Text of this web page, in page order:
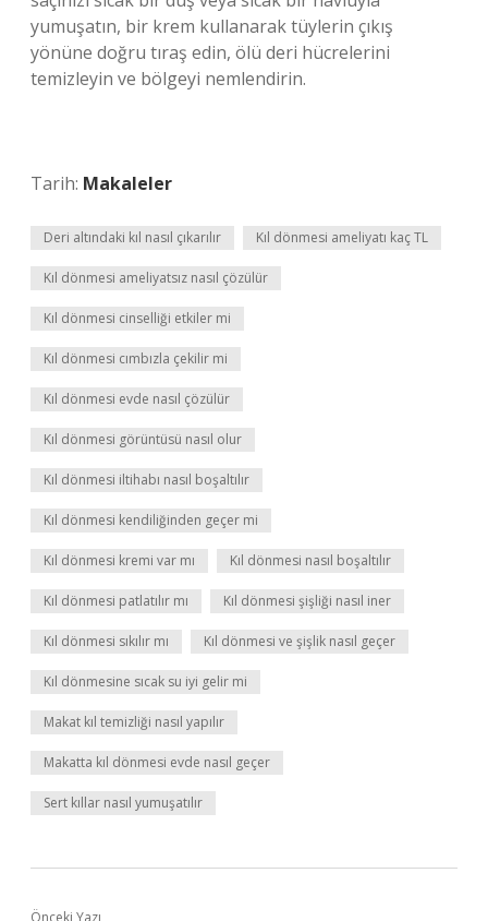
yumuşatın, bir krem ​​kullanarak tüylerin çıkış
yönüne doğru tıraş edin, ölü deri hücrelerini
temizleyin ve bölgeyi nemlendirin.
Tarih: Makaleler
Deri altındaki kıl nasıl çıkarılır Kıl dönmesi ameliyatı kaç TL
Kıl dönmesi ameliyatsız nasıl çözülür
Kıl dönmesi cinselliği etkiler mi
Kıl dönmesi cımbızla çekilir mi
Kıl dönmesi evde nasıl çözülür
Kıl dönmesi görüntüsü nasıl olur
Kıl dönmesi iltihabı nasıl boşaltılır
Kıl dönmesi kendiliğinden geçer mi
Kıl dönmesi kremi var mı Kıl dönmesi nasıl boşaltılır
Kıl dönmesi patlatılır mı Kıl dönmesi şişliği nasıl iner
Kıl dönmesi sıkılır mı Kıl dönmesi ve şişlik nasıl geçer
Kıl dönmesine sıcak su iyi gelir mi
Makat kıl temizliği nasıl yapılır
Makatta kıl dönmesi evde nasıl geçer
Sert kıllar nasıl yumuşatılır
Önceki Yazı